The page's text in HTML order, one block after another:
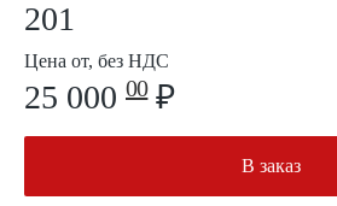
201
Цена от, без НДС
25 000 00₽
В заказ